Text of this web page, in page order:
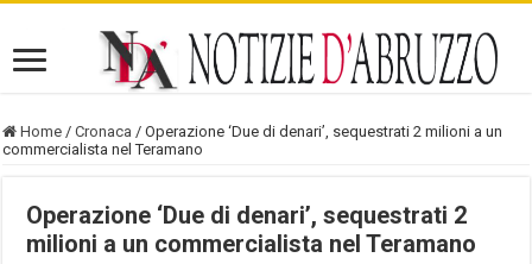
Home / Cronaca / Operazione ‘Due di denari’, sequestrati 2 milioni a un
commercialista nel Teramano
Operazione ‘Due di denari’, sequestrati 2
milioni a un commercialista nel Teramano